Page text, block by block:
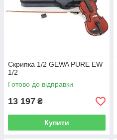
Скрипка 1/2 GEWA PURE EW
1/2
Готово до відправки
13 197 ₴
Купити